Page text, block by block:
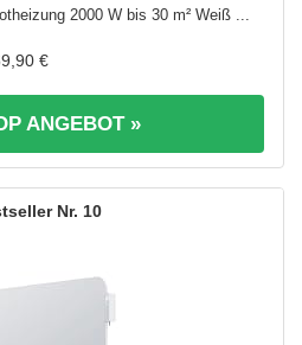
2000 W bis 30 m² Weiß ...
€
ANGEBOT »
10